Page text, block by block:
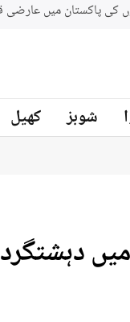
، 12 دہشتگرد ہلاک
شوبز کھیل
دہشتگرد